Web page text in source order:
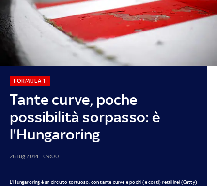
Tante curve, poche
possibilità sorpasso: è
l'Hungaroring
FORMULA 1
26 lug 2014 - 09:00
L'Hungaroring è un circuito tortuoso, con tante curve e pochi (e corti) rettilinei (Getty)